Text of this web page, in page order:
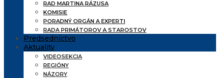
RAD MARTINA RÁZUSA
KOMISIE
PORADNÝ ORGÁN A EXPERTI
RADA PRIMÁTOROV A STAROSTOV
Predsedníctvo
Aktuality
VIDEOSEKCIA
REGIÓNY
NÁZORY